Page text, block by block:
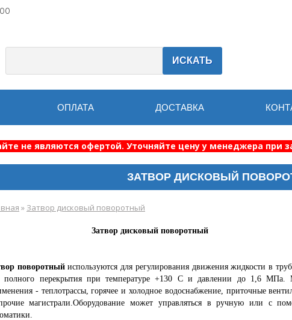
ИСКАТЬ
ОПЛАТА ДОСТАВКА
не являются офертой. Уточняйте цену у менеджера при
ЗАТВОР ДИСКОВЫЙ
» Затвор дисковый поворотный
Затвор дисковый поворотный
поворотныйиспользуются для регулирования движения жидкости в
полного перекрытия при температуре +130 С и давлении до 1,6 МПа.
- теплотрассы, горячее и холодное водоснабжение, приточные
магистрали.Оборудование может управляться в ручную или с